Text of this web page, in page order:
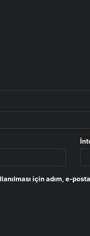
için adım, e-